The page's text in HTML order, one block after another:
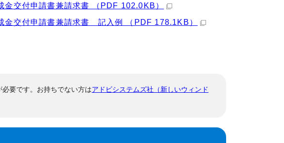
交付申請書兼請求書 （PDF 102.0KB）
金交付申請書兼請求書 記入例 （PDF 178.1KB）
要です。お持ちでない方はアドビシステムズ社（新しいウィンド